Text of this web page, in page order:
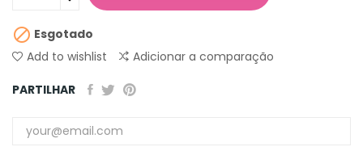
 Esgotado
Add to wishlist
Adicionar a comparação
PARTILHAR